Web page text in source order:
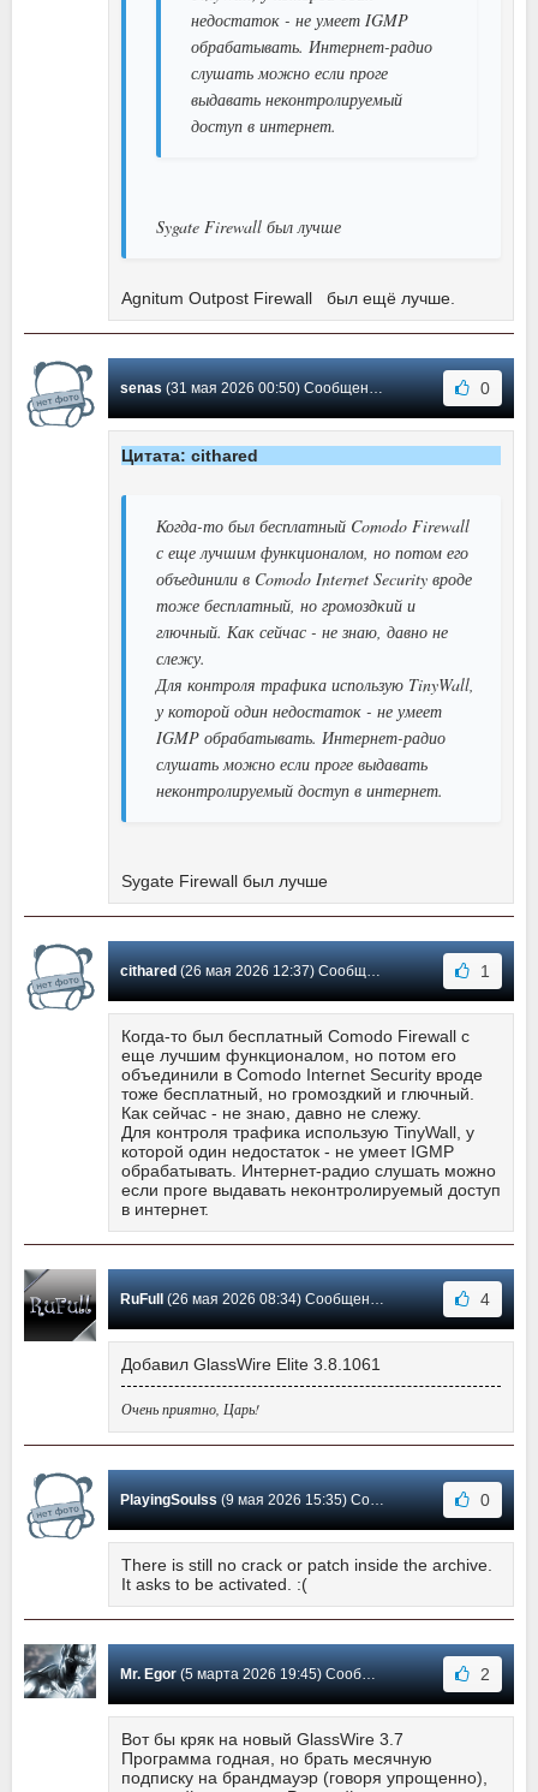
недостаток - не умеет IGMP
обрабатывать. Интернет-радио
слушать можно если проге
выдавать неконтролируемый
доступ в интернет.
Sygate Firewall был лучше
Agnitum Outpost Firewall был ещё лучше.
senas(31 мая 2026 00:50) Сообщение #750 0
Цитата: cithared
Когда-то был бесплатный Comodo Firewall
с еще лучшим функционалом, но потом его
объединили в Comodo Internet Security вроде
тоже бесплатный, но громоздкий и
глючный. Как сейчас - не знаю, давно не
слежу.
Для контроля трафика использую TinyWall,
у которой один недостаток - не умеет
IGMP обрабатывать. Интернет-радио
слушать можно если проге выдавать
неконтролируемый доступ в интернет.
Sygate Firewall был лучше
cithared(26 мая 2026 12:37) Сообщение #749 1
Когда-то был бесплатный Comodo Firewall с
еще лучшим функционалом, но потом его
объединили в Comodo Internet Security вроде
тоже бесплатный, но громоздкий и глючный.
Как сейчас - не знаю, давно не слежу.
Для контроля трафика использую TinyWall, у
которой один недостаток - не умеет IGMP
обрабатывать. Интернет-радио слушать можно
если проге выдавать неконтролируемый доступ
в интернет.
RuFull (26 мая 2026 08:34) Сообщение #748 4
Добавил GlassWire Elite 3.8.1061
Очень приятно, Царь!
PlayingSoulss(9 мая 2026 15:35) Сообщение #747 0
There is still no crack or patch inside the archive.
It asks to be activated. :(
Mr. Egor(5 марта 2026 19:45) Сообщение #746 2
Вот бы кряк на новый GlassWire 3.7
Программа годная, но брать месячную
подписку на брандмауэр (говоря упрощенно),